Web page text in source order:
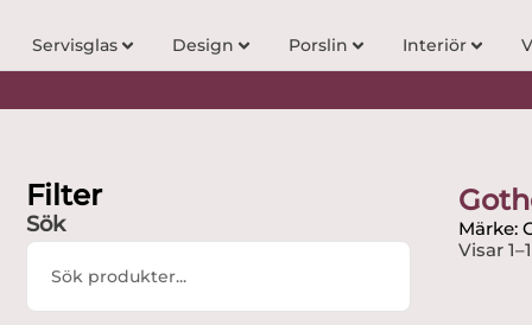
Servisglas Design Porslin Interiör
Filter
Sök
Search
Märke:
Visar